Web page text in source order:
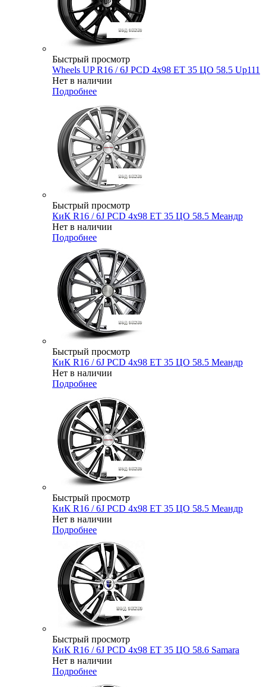
Быстрый просмотр
Wheels UP R16 / 6J PCD 4x98 ЕТ 35 ЦО 58.5 Up111
Нет в наличии
Подробнее
Быстрый просмотр
КиК R16 / 6J PCD 4x98 ЕТ 35 ЦО 58.5 Меандр
Нет в наличии
Подробнее
Быстрый просмотр
КиК R16 / 6J PCD 4x98 ЕТ 35 ЦО 58.5 Меандр
Нет в наличии
Подробнее
Быстрый просмотр
КиК R16 / 6J PCD 4x98 ЕТ 35 ЦО 58.5 Меандр
Нет в наличии
Подробнее
Быстрый просмотр
КиК R16 / 6J PCD 4x98 ЕТ 35 ЦО 58.6 Samara
Нет в наличии
Подробнее